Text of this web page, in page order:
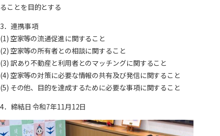
ることを目的とする
3．連携事項
(1) 空家等の流通促進に関すること
(2) 空家等の所有者との相談に関すること
(3) 訳あり不動産と利用者とのマッチングに関すること
(4) 空家等の対策に必要な情報の共有及び発信に関すること
(5) その他、目的を達成するために必要な事項に関すること
4．締結日 令和7年11月12日